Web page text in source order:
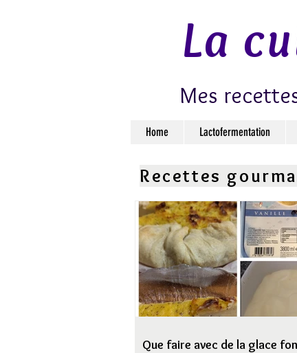
La
Mes
Home Lactofermentation
Recettes
Que faire avec de la glace